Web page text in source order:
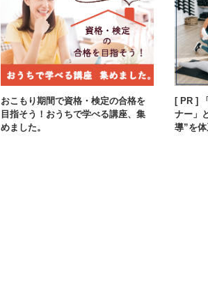
おこもり期間で資格・検定の合格を
目指そう！おうちで学べる講座、集
めました。
[ PR ]
ナー」
導”を